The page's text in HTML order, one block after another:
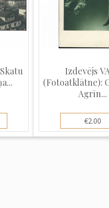
Izdevējs
(Fotoatklātne):
Agrīn...
€2.00